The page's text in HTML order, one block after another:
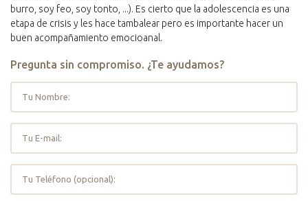
burro, soy feo, soy tonto, ...). Es cierto que la adolescencia es una
etapa de crisis y les hace tambalear pero es importante hacer un
buen acompañamiento emocioanal.
Pregunta sin compromiso. ¿Te ayudamos?